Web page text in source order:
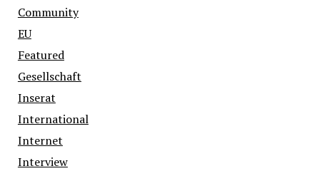
Community
EU
Featured
Gesellschaft
Inserat
International
Internet
Interview